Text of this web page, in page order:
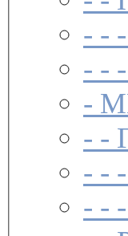
- - -
- - -
-
- -
- - -
- - -